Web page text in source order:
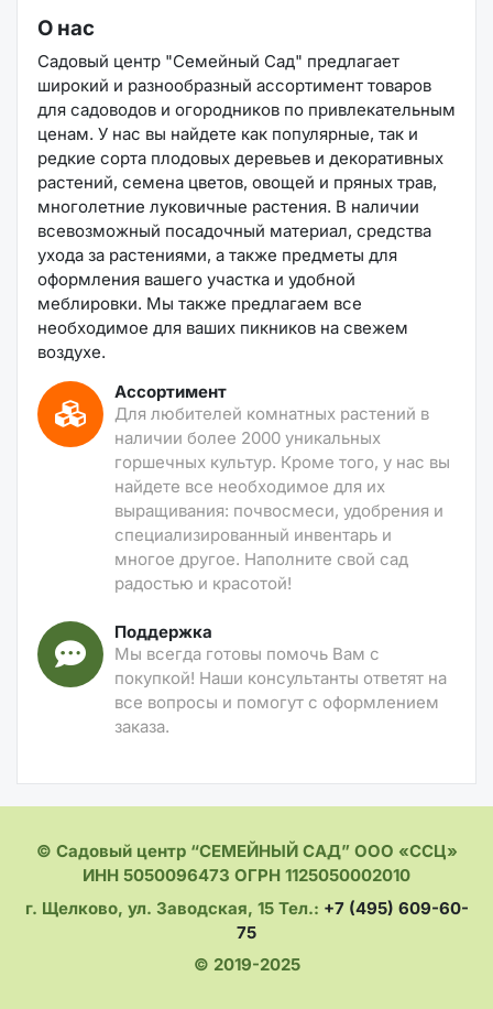
О нас
Садовый центр "Семейный Сад" предлагает
широкий и разнообразный ассортимент товаров
для садоводов и огородников по привлекательным
ценам. У нас вы найдете как популярные, так и
редкие сорта плодовых деревьев и декоративных
растений, семена цветов, овощей и пряных трав,
многолетние луковичные растения. В наличии
всевозможный посадочный материал, средства
ухода за растениями, а также предметы для
оформления вашего участка и удобной
меблировки. Мы также предлагаем все
необходимое для ваших пикников на свежем
воздухе.
Ассортимент
Для любителей комнатных растений в
наличии более 2000 уникальных
горшечных культур. Кроме того, у нас вы
найдете все необходимое для их
выращивания: почвосмеси, удобрения и
специализированный инвентарь и
многое другое. Наполните свой сад
радостью и красотой!
Поддержка
Мы всегда готовы помочь Вам с
покупкой! Наши консультанты ответят на
все вопросы и помогут с оформлением
заказа.
© Садовый центр “СЕМЕЙНЫЙ САД” ООО «ССЦ»
ИНН 5050096473 ОГРН 1125050002010
г. Щелково, ул. Заводская, 15 Тел.: +7 (495) 609-60-
75
© 2019-2025